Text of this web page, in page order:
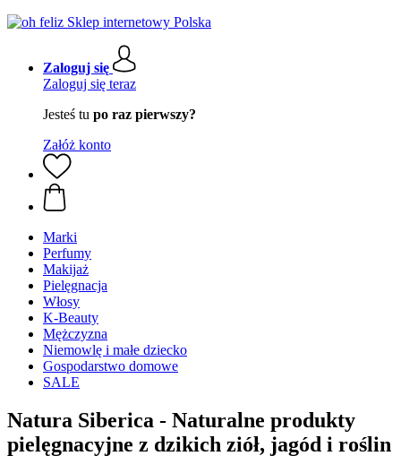
Zaloguj się
Zaloguj się teraz
Jesteś tu po raz pierwszy?
Załóż konto
Marki
Perfumy
Makijaż
Pielęgnacja
Włosy
K-Beauty
Mężczyzna
Niemowlę i małe dziecko
Gospodarstwo domowe
SALE
Natura Siberica - Naturalne produkty
pielęgnacyjne z dzikich ziół, jagód i roślin